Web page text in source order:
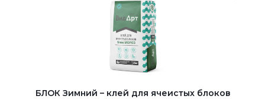
БЛОК Зимний – клей для ячеистых блоков